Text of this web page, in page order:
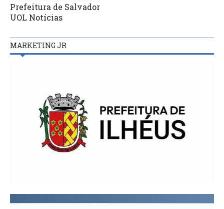
Prefeitura de Salvador
UOL Notícias
MARKETING JR